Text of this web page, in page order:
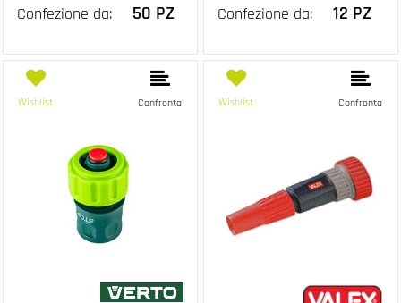
Confezione da: 50 PZ Confezione da: 12 PZ
Wishlist Confronta Wishlist Confronta